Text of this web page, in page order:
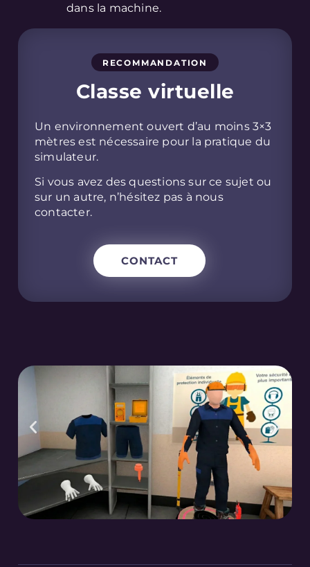
RECOMMANDATION
Classe virtuelle
Un environnement ouvert d’au moins 3×3
mètres est nécessaire pour la pratique du
simulateur.
Si vous avez des questions sur ce sujet ou
sur un autre, n’hésitez pas à nous
contacter.
CONTACT
dans la machine.